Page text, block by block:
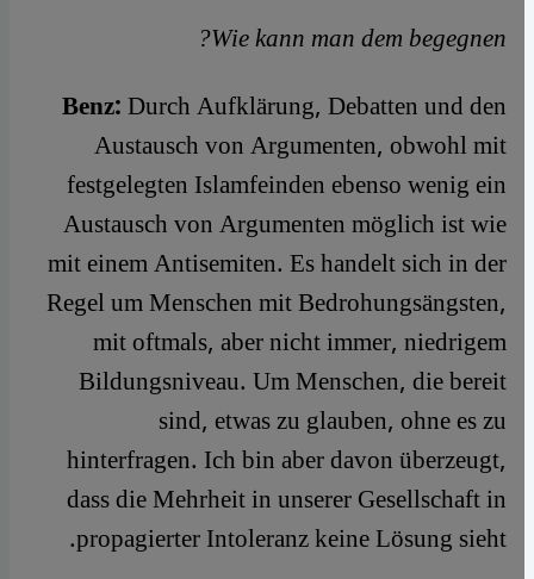
Wie kann man dem begegnen?
Benz:Durch Aufklärung, Debatten und den
Austausch von Argumenten, obwohl mit
festgelegten Islamfeinden ebenso wenig ein
Austausch von Argumenten möglich ist wie
mit einem Antisemiten. Es handelt sich in der
Regel um Menschen mit Bedrohungsängsten,
mit oftmals, aber nicht immer, niedrigem
Bildungsniveau. Um Menschen, die bereit
sind, etwas zu glauben, ohne es zu
hinterfragen. Ich bin aber davon überzeugt,
dass die Mehrheit in unserer Gesellschaft in
propagierter Intoleranz keine Lösung sieht.